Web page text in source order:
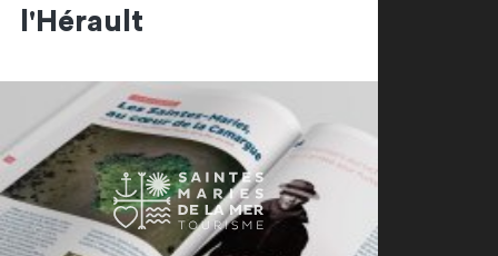
l'Hérault